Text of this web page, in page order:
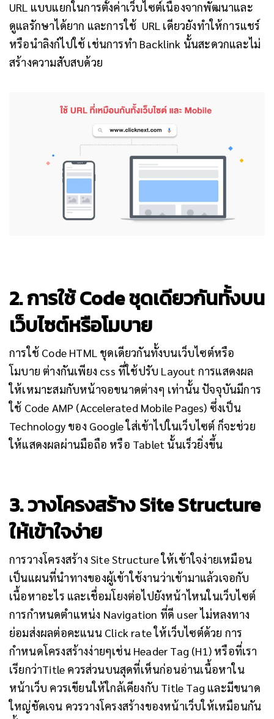
URL แบบแยกในการตั้งค่าเว็บไซต์เนื่องจากพัฒนาและ
ดูแลรักษาได้ยาก และการใช้ URL เดียวยังทำให้การแชร์
หรือนำลิงก์ไปใช้ เช่นการทำ Backlink นั้นสะดวกและไม่
สร้างความสับสบด้วย
2. การใช้ Code ชุดเดียวกันทั้งบน
เว็บไซต์หรือโมบาย
การใช้ Code HTML ชุดเดียวกันทั้งบนเว็บไซต์หรือ
โมบาย ต่างกันเพียง css ที่ใช้ปรับ Layout การแสดงผล
ให้เหมาะสมกับหน้าจอขนาดต่างๆ เท่านั้น ปัจจุบันมีการ
ใช้ Code AMP (Accelerated Mobile Pages) ซึ่งเป็น
Technology ของ Googleใส่เข้าไปในเว็บไซต์ ก็จะช่วย
ให้แสดงผลผ่านมือถือ หรือ Tablet นั้นเร็วยิ่งขึ้น
3. วางโครงสร้าง Site Structure
ให้เข้าใจง่าย
การวางโครงสร้าง Site Structure ให้เข้าใจง่ายเหมือน
เป็นแผนที่นำทางของผู้เข้าใช้งานว่าเข้ามาแล้วเจอกับ
เนื้อหาอะไร และเชื่อมโยงต่อไปยังหน้าไหนในเว็บไซต์
การกำหนดตำแหน่ง Navigation ที่ดี user ไม่หลงทาง
ย่อมส่งผลต่อคะแนน Click rate ให้เว็บไซต์ด้วย การ
กำหนดโครงสร้างง่ายๆเช่น Header Tag (H1) หรือที่เรา
เรียกว่าTitle ควรส่วนบนสุดที่เห็นก่อนอ่านเนื้อหาใน
หน้าเว็บ ควรเขียนให้ใกล้เคียงกับ Title Tag และมีขนาด
ใหญ่ชัดเจน ควรวางโครงสร้างของหน้าเว็บให้เหมือนกัน